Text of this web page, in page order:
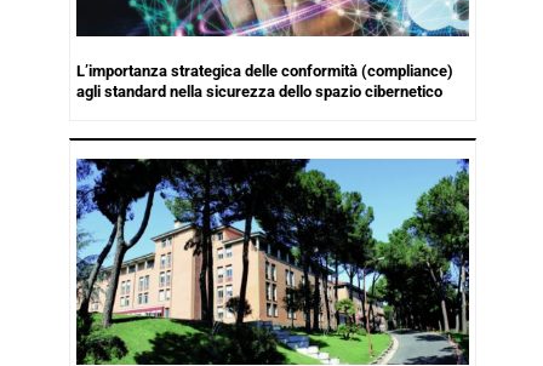
L’importanza strategica delle conformità (compliance)
agli standard nella sicurezza dello spazio cibernetico